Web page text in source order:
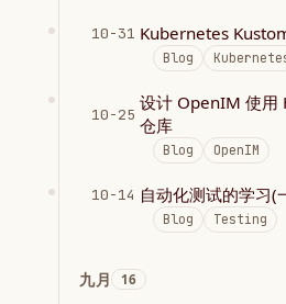
10-31 Kubernetes
Blog
10-25
设计 OpenIM 使用
仓库
Blog OpenIM
10-14 自动化测试的学习(
Blog Testing
九月 16